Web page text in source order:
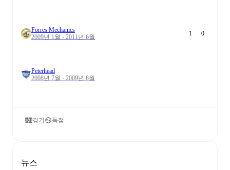
Forres Mechanics
2009년 1월 - 2011년 6월
1 0
Peterhead
2008년 7월 - 2009년 8월
경기 득점
뉴스